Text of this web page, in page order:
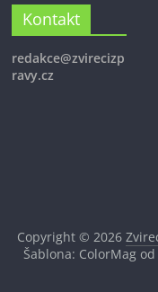
Kontakt
redakce@zvirecizp
ravy.cz
Copyright © 2026
Šablona: ColorMag od